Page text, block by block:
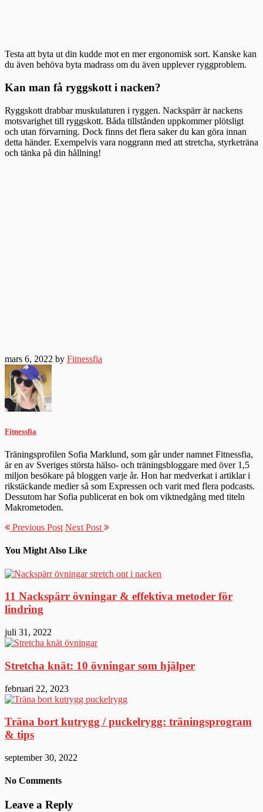
Testa att byta ut din kudde mot en mer ergonomisk sort. Kanske kan
du även behöva byta madrass om du även upplever ryggproblem.
Kan man få ryggskott i nacken?
Ryggskott drabbar muskulaturen i ryggen. Nackspärr är nackens
motsvarighet till ryggskott. Båda tillstånden uppkommer plötsligt
och utan förvarning. Dock finns det flera saker du kan göra innan
detta händer. Exempelvis vara noggrann med att stretcha, styrketräna
och tänka på din hållning!
mars 6, 2022 by Fitnessfia
Fitnessfia
Träningsprofilen Sofia Marklund, som går under namnet Fitnessfia,
är en av Sveriges största hälso- och träningsbloggare med över 1,5
miljon besökare på bloggen varje år. Hon har medverkat i artiklar i
rikstäckande medier så som Expressen och varit med flera podcasts.
Dessutom har Sofia publicerat en bok om viktnedgång med titeln
Makrometoden.
Previous Post Next Post
You Might Also Like
11 Nackspärr övningar & effektiva metoder för
lindring
juli 31, 2022
Stretcha knät: 10 övningar som hjälper
februari 22, 2023
Träna bort kutrygg / puckelrygg: träningsprogram
& tips
september 30, 2022
No Comments
Leave a Reply